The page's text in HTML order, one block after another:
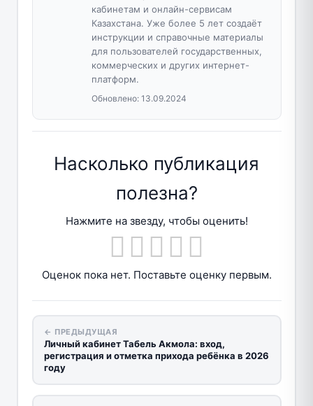
кабинетам и онлайн-сервисам
Казахстана. Уже более 5 лет создаёт
инструкции и справочные материалы
для пользователей государственных,
коммерческих и других интернет-
платформ.
Обновлено: 13.09.2024
Насколько публикация
полезна?
Нажмите на звезду, чтобы оценить!
Оценок пока нет. Поставьте оценку первым.
← ПРЕДЫДУЩАЯ
Личный кабинет Табель Акмола: вход,
регистрация и отметка прихода ребёнка в 2026
году